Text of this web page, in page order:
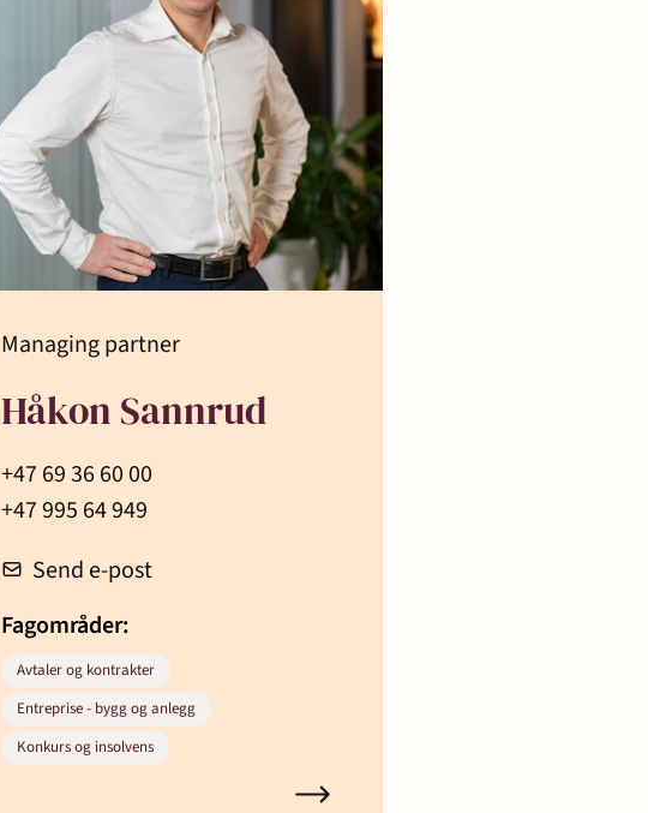
Managing partner
Håkon Sannrud
+47 69 36 60 00
+47 995 64 949
Send e-post
Fagområder:
Avtaler og kontrakter
Entreprise - bygg og anlegg
Konkurs og insolvens